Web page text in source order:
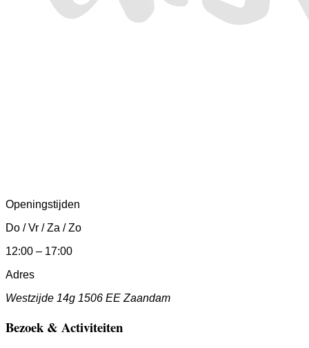
Openingstijden
Do / Vr / Za / Zo
12:00 – 17:00
Adres
Westzijde 14g 1506 EE Zaandam
Bezoek & Activiteiten